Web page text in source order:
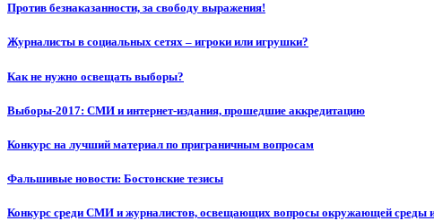
Против безнаказанности, за свободу выражения!
Журналисты в социальных сетях – игроки или игрушки?
Как не нужно освещать выборы?
Выборы-2017: СМИ и интернет-издания, прошедшие аккредитацию
Конкурс на лучший материал по приграничным вопросам
Фальшивые новости: Бостонские тезисы
Конкурс среди СМИ и журналистов, освещающих вопросы окружающей среды